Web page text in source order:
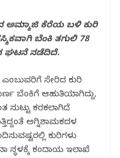
e ar
e
ಅಮ್ಮಾಜಿ ಕೆರೆಯ ಬಳಿ ಕುರಿ
ಬೆಂಕಿ ತಗುಲಿ 78
ಘಟನೆ ನಡೆದಿದೆ.
ಎಂಬುವರಿಗೆ ಸೇರಿದ ಕುರಿ
ಬೆಂಕಿಗೆ ಆಹುತಿಯಾಗಿದ್ದು,
ಸುಟ್ಟು ಕರಕಲಾಗಿದೆ
ಅಗ್ನಿಶಾಮಕದಳ
ಕುರಿಗಳು
ಸ್ಥಳಕ್ಕೆ ಕಂದಾಯ ಇಲಾಖೆ